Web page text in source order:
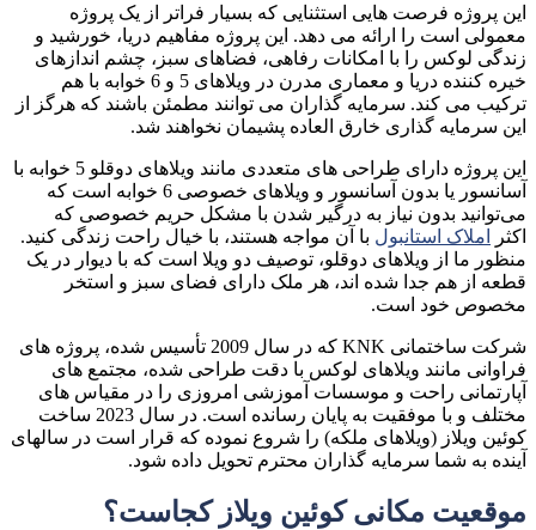
این پروژه فرصت هایی استثنایی که بسیار فراتر از یک پروژه
معمولی است را ارائه می دهد. این پروژه مفاهیم دریا، خورشید و
زندگی لوکس را با امکانات رفاهی، فضاهای سبز، چشم اندازهای
خیره کننده دریا و معماری مدرن در ویلاهای 5 و 6 خوابه با هم
ترکیب می کند. سرمایه گذاران می توانند مطمئن باشند که هرگز از
این سرمایه گذاری خارق العاده پشیمان نخواهند شد.
این پروژه دارای طراحی های متعددی مانند ویلاهای دوقلو 5 خوابه
با
آسانسور یا بدون آسانسور و ویلاهای خصوصی 6 خوابه
است که
می‌توانید بدون نیاز به درگیر شدن با مشکل حریم خصوصی که
اکثر
املاک استانبول با آن مواجه هستند، با خیال راحت زندگی کنید.
منظور ما از ویلاهای دوقلو، توصیف دو ویلا است که با دیوار در یک
قطعه از هم جدا شده اند، هر ملک دارای فضای سبز و استخر
مخصوص خود است.
شرکت ساختمانی KNK که
در سال 2009 تأسیس شده، پروژه های
فراوانی مانند ویلاهای لوکس با دقت طراحی شده، مجتمع های
آپارتمانی راحت و موسسات آموزشی امروزی را در مقیاس های
مختلف و با موفقیت به پایان رسانده است. در سال 2023 ساخت
کوئین ویلاز (ویلاهای ملکه) را شروع نموده که قرار است در سالهای
آینده به شما سرمایه گذاران محترم تحویل داده شود.
موقعیت مکانی کوئین ویلاز کجاست؟